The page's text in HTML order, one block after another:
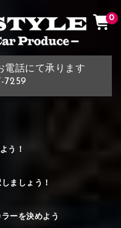
電話にて承ります
7259
0
う！
ましょう！
ーを決めよう